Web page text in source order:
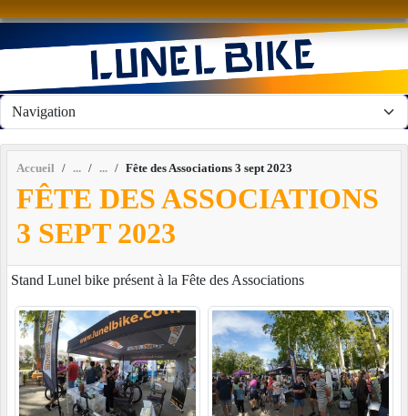
Accueil Fête des Associations 3 sept 2023
FÊTE DES ASSOCIATIONS
3 SEPT 2023
Stand Lunel bike présent à la Fête des Associations